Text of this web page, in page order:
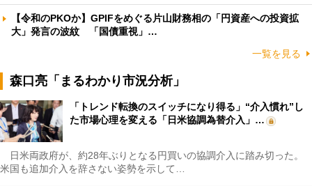
【令和のPKOか】GPIFをめぐる片山財務相の「円資産への投資拡
大」発言の波紋 「国債重視」…
一覧を見る
森口亮「まるわかり市況分析」
「トレンド転換のスイッチになり得る」“介入慣れ”し
た市場心理を変える「日米協調為替介入」…
日米両政府が、約28年ぶりとなる円買いの協調介入に踏み切った。
米国も追加介入を辞さない姿勢を示して…